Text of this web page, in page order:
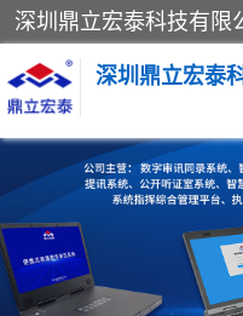
深圳鼎立宏泰
同步录音录像设备
数字法庭